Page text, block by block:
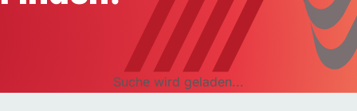
Suche wird geladen...